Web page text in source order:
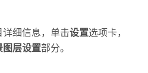
细信息，单击设置选项卡，
图层设置部分。